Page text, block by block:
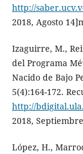
http://
2018, Agosto
Izaguirre, M.,
del Programa
Nacido de Bajo
5(4):164-172.
http://
2018,
López, H.,